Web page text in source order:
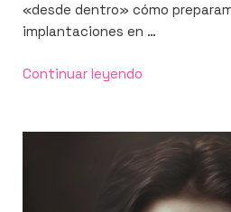
«desde dentro» cómo
implantaciones en …
Continuar leyendo
nueva
colección
de
cerámica